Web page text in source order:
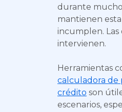
durante mucho
mantienen
incumplen. Las
intervienen.
Herramientas
calculadora de
crédito son
escenarios,